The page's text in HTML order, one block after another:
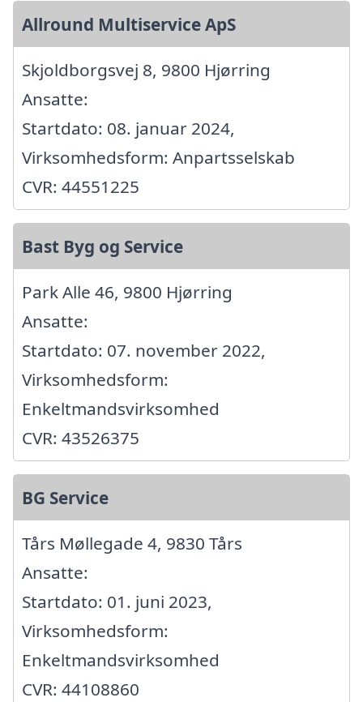
Allround Multiservice ApS
Skjoldborgsvej 8, 9800 Hjørring
Ansatte:
Startdato: 08. januar 2024,
Virksomhedsform: Anpartsselskab
CVR: 44551225
Bast Byg og Service
Park Alle 46, 9800 Hjørring
Ansatte:
Startdato: 07. november 2022,
Virksomhedsform:
Enkeltmandsvirksomhed
CVR: 43526375
BG Service
Tårs Møllegade 4, 9830 Tårs
Ansatte:
Startdato: 01. juni 2023,
Virksomhedsform:
Enkeltmandsvirksomhed
CVR: 44108860